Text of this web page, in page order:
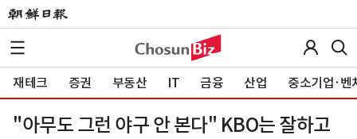
재테크 증권 부동산 IT 금융 산업 중소기업·벤
"아무도 그런 야구 안 본다" KBO는 잘하고